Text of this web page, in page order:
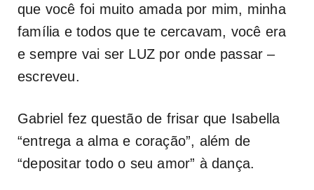
que você foi muito amada por mim, minha
família e todos que te cercavam, você era
e sempre vai ser LUZ por onde passar –
escreveu.
Gabriel fez questão de frisar que Isabella
“entrega a alma e coração”, além de
“depositar todo o seu amor” à dança.